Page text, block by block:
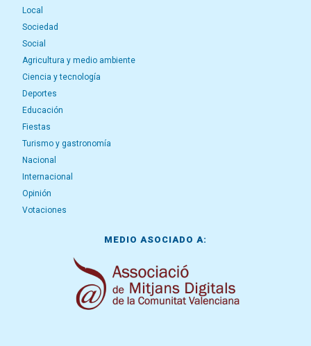
Local
Sociedad
Social
Agricultura y medio ambiente
Ciencia y tecnología
Deportes
Educación
Fiestas
Turismo y gastronomía
Nacional
Internacional
Opinión
Votaciones
MEDIO ASOCIADO A: